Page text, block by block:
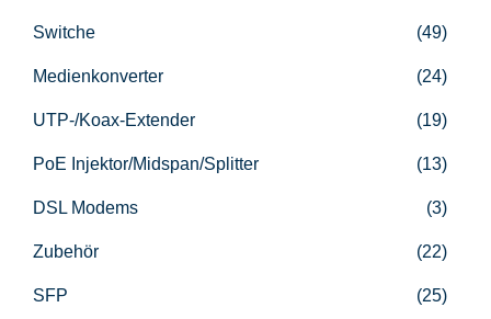
n
n
a
:
Switche (49)
Medienkonverter (24)
UTP-/Koax-Extender (19)
PoE Injektor/Midspan/Splitter (13)
DSL Modems (3)
Zubehör (22)
SFP (25)